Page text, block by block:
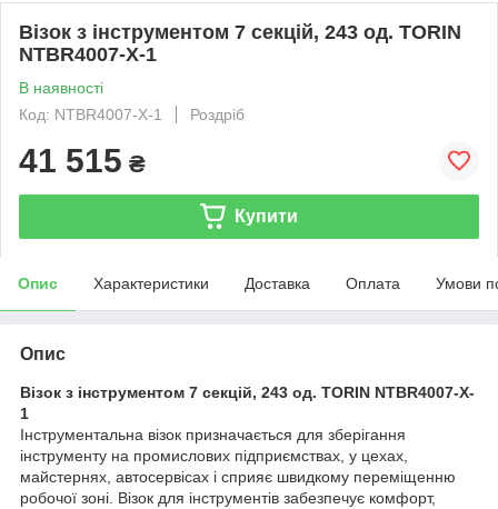
Візок з інструментом 7 секцій, 243 од. TORIN
NTBR4007-X-1
В наявності
Код: NTBR4007-X-1
Роздріб
41 515 ₴
Купити
Опис Характеристики Доставка Оплата Умови
Опис
Візок з інструментом 7 секцій, 243 од. TORIN NTBR4007-X-
1
Інструментальна візок призначається для зберігання
інструменту на промислових підприємствах, у цехах,
майстернях, автосервісах і сприяє швидкому переміщенню
робочої зоні. Візок для інструментів забезпечує комфорт,